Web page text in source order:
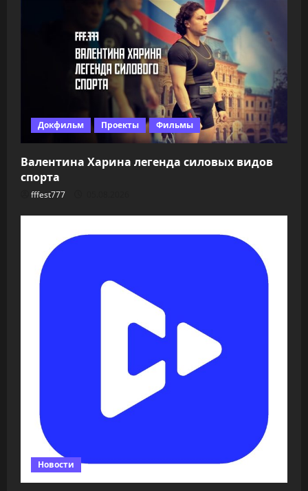
Докфильм Проекты Фильмы
Валентина Харина легенда силовых видов
спорта
fffest777
Новости